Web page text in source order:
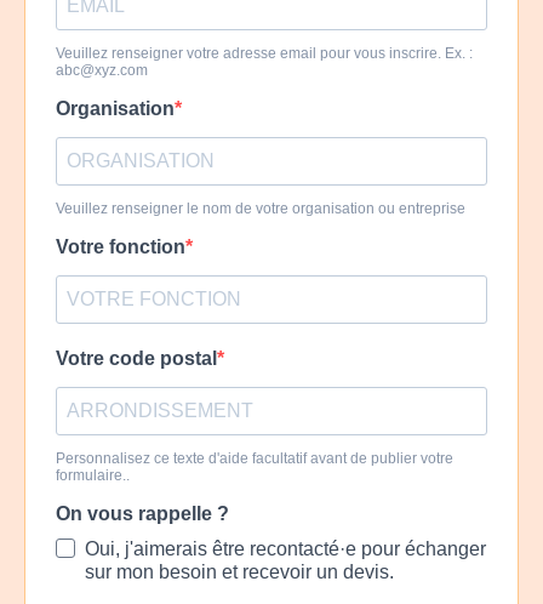
Veuillez renseigner votre adresse email pour vous inscrire. Ex. :
abc@xyz.com
Organisation
Veuillez renseigner le nom de votre organisation ou entreprise
Votre fonction
Votre code postal
Personnalisez ce texte d'aide facultatif avant de publier votre
formulaire..
On vous rappelle ?
Oui, j'aimerais être recontacté·e pour échanger
sur mon besoin et recevoir un devis.